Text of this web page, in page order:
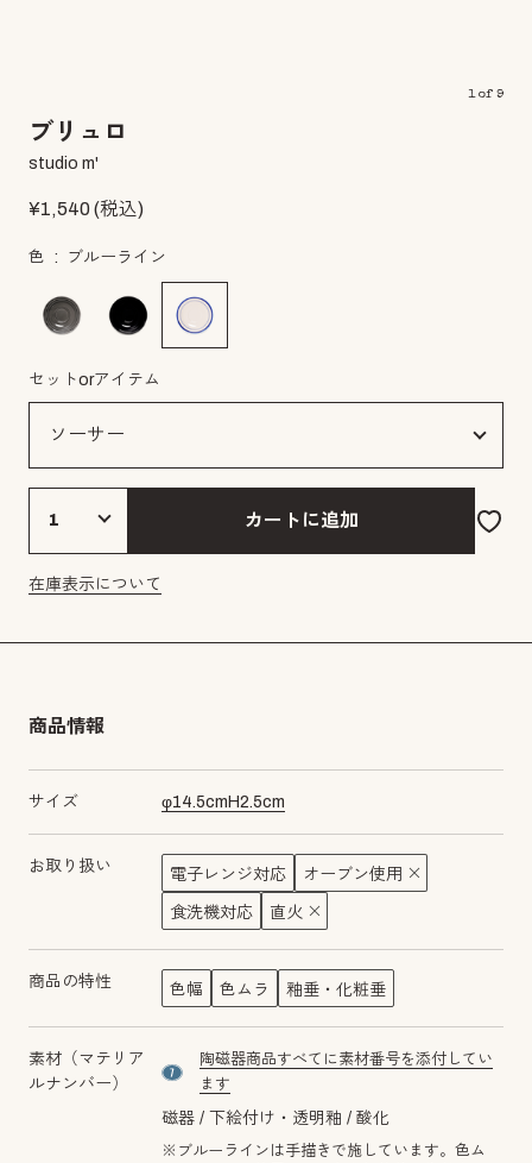
1of 9
ブリュロ
studio m'
¥1,540(税込)
色 ブルーライン
セットorアイテム
カートに追加
在庫表示について
商品情報
サイズ φ14.5cm H2.5cm
お取り扱い 電子レンジ対応 オーブン使用
食洗機対応 直火
商品の特性 色幅 色ムラ 釉垂・化粧垂
素材（マテリア
ルナンバー）
material number7
陶磁器商品すべてに素材番号を添付してい
ます
磁器 下絵付け・透明釉 酸化
※ブルーラインは手描きで施しています。色ム